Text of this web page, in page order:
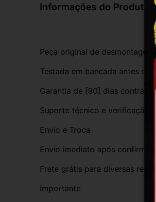
Informações do Produto
Peça original de
Testada em bancada antes do
Garantia de [90] dias contra
Suporte técnico e verificação
Envio e Troca
Envio imediato após
Frete grátis para diversas
Importante